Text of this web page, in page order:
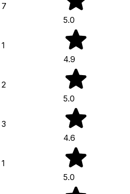
7
5.0
1
4.9
2
5.0
3
4.6
1
5.0